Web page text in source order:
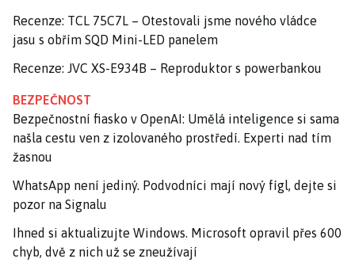
Recenze: TCL 75C7L – Otestovali jsme nového vládce
jasu s obřím SQD Mini-LED panelem
Recenze: JVC XS-E934B – Reproduktor s powerbankou
BEZPEČNOST
Bezpečnostní fiasko v OpenAI: Umělá inteligence si sama
našla cestu ven z izolovaného prostředí. Experti nad tím
žasnou
WhatsApp není jediný. Podvodníci mají nový fígl, dejte si
pozor na Signalu
Ihned si aktualizujte Windows. Microsoft opravil přes 600
chyb, dvě z nich už se zneužívají